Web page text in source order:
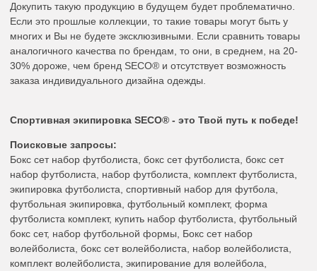
Докупить такую продукцию в будущем будет проблематично.
Если это прошлые коллекции, то такие товары могут быть у
многих и Вы не будете эксклюзивными. Если сравнить товары
аналогичного качества по брендам, то они, в среднем, на 20-
30% дороже, чем бренд SECO® и отсутствует возможность
заказа индивидуального дизайна одежды.
Спортивная экипировка SECO® - это Твой путь к победе!
Поисковые запросы:
Бокс сет набор футболиста, бокс сет футболиста, бокс сет
набор футболиста, набор футболиста, комплект футболиста,
экипировка футболиста, спортивный набор для футбола,
футбольная экипировка, футбольный комплект, форма
футболиста комплект, купить набор футболиста, футбольный
бокс сет, набор футбольной формы, Бокс сет набор
волейболиста, бокс сет волейболиста, набор волейболиста,
комплект волейболиста, экипирование для волейбола,